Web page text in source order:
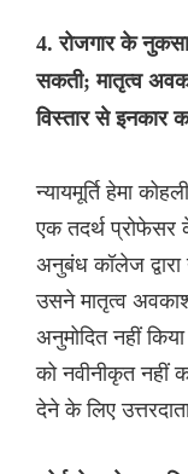
4. रोजगार के
सकती; मातृत्व
विस्तार से इनकार
न्यायमूर्ति हेमा
एक तदर्थ प्रोफेसर
अनुबंध कॉलेज द्वारा
उसने मातृत्व
अनुमोदित नहीं
को नवीनीकृत नहीं
देने के लिए